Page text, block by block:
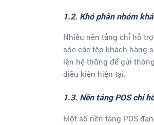
1.2. Khó phân nhóm
Nhiều nền tảng chỉ hỗ
sóc các tệp khách hàng
lên hệ thống để gửi
điều kiện hiện tại.
1.3. Nền tảng POS chỉ
Một số nền tảng POS